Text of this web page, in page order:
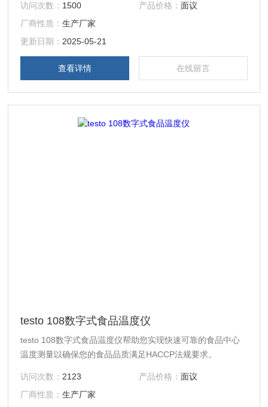
起生效。它取代了以前的初始校准。初始进行独立校准（例
如，在办公室度量衡或服务提供商，如德图工业服务的要求）
是不再可能。
访问次数： 1500 产品价格： 面议
厂商性质：生产厂家
更新日期： 2025-05-21
查看详情 在线留言
testo 108数字式食品温度仪
testo 108数字式食品温度仪帮助您实现快速可靠的食品中心
温度测量以确保您的食品品质满足HACCP法规要求。
访问次数： 2123 产品价格： 面议
厂商性质：生产厂家